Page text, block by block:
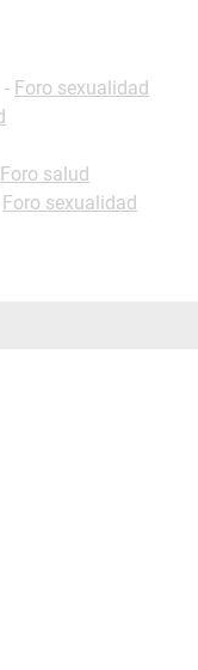
- Foro sexualidad
Foro salud
Foro sexualidad